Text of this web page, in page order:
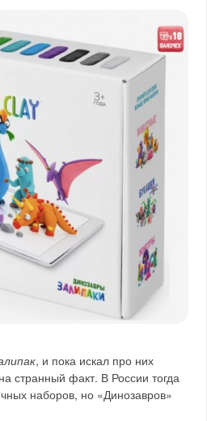
, и пока искал про них
странный факт. В России тогда
наборов, но «Динозавров»